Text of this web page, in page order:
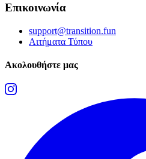
Επικοινωνία
support@transition.fun
Αιτήματα Τύπου
Ακολουθήστε μας